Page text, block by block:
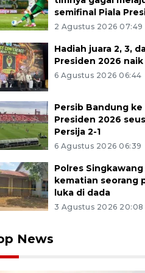
semifinal Piala
2 Agustus 2026 07:49
Hadiah juara 2, 3,
Presiden 2026
6 Agustus 2026 06:44
Persib Bandung ke
Presiden 2026
Persija 2-1
6 Agustus 2026 06:39
Polres
kematian seorang
luka di dada
3 Agustus 2026 20:08
News